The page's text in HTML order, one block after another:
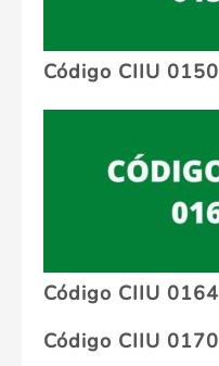
Código CIIU 0150
Código CIIU 0164
Código CIIU 0170